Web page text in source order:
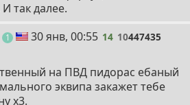
так далее.
1 пост 14
30 янв, 00:55 14 10447435
на ПВД пидорас ебаный
эквипа закажет тебе
х3.